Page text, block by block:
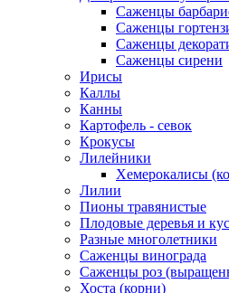
Саженцы
Саженцы
Саженцы
Саженцы сирени
Ирисы
Каллы
Канны
Картофель - севок
Крокусы
Лилейники
Хемерокалисы
Лилии
Пионы травянистые
Плодовые деревья и
Разные многолетники
Саженцы винограда
Саженцы роз
Хоста (корни)